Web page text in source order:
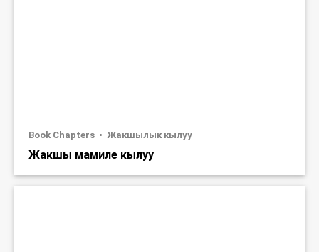
Book Chapters Жакшылык кылуу
Жакшы мамиле кылуу